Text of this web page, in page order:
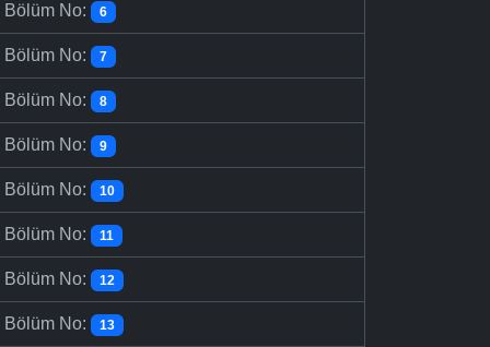
Bölüm No: 6
Bölüm No: 7
Bölüm No: 8
Bölüm No: 9
Bölüm No: 10
Bölüm No: 11
Bölüm No: 12
Bölüm No: 13